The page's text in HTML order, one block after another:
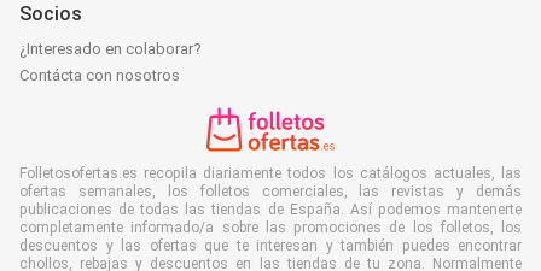
Socios
¿Interesado en colaborar?
Contácta con nosotros
Folletosofertas.es recopila diariamente todos los catálogos actuales, las
ofertas semanales, los folletos comerciales, las revistas y demás
publicaciones de todas las tiendas de España. Así podemos mantenerte
completamente informado/a sobre las promociones de los folletos, los
descuentos y las ofertas que te interesan y también puedes encontrar
chollos, rebajas y descuentos en las tiendas de tu zona. Normalmente